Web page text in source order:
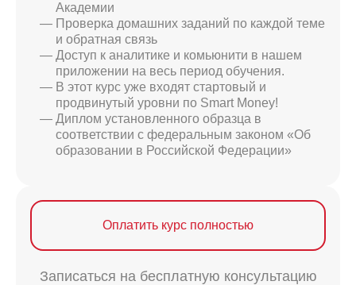
Академии
Проверка домашних заданий по каждой теме
и обратная связь
Доступ к аналитике и комьюнити в нашем
приложении на весь период обучения.
В этот курс уже входят стартовый и
продвинутый уровни по Smart Money!
Диплом установленного образца в
соответствии с федеральным законом «Об
образовании в Российской Федерации»
Оплатить курс полностью
Записаться на бесплатную консультацию